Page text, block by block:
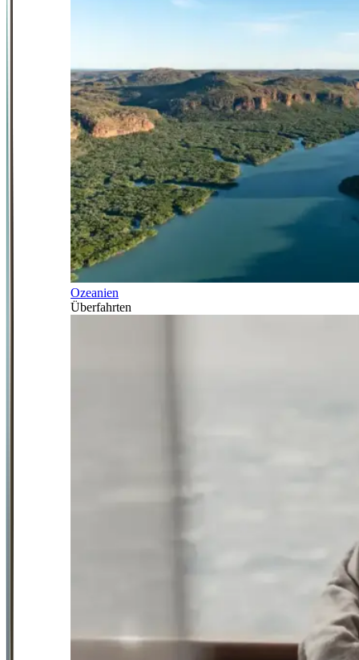
Ozeanien
Überfahrten